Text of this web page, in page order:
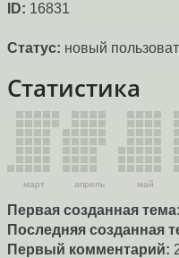
ID: 16831
Статус: новый
Статистика
март апрель май
Первая созданная тема:
Последняя созданная
Первый комментарий: